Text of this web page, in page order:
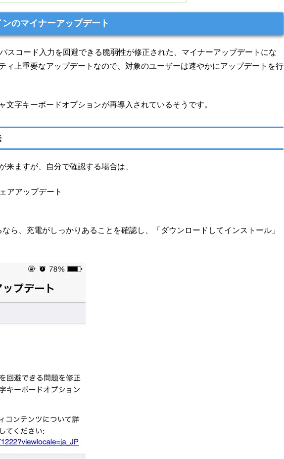
のマイナーアップデート
スコード入力を回避できる脆弱性が修正された、マイナーアップデートにな
ィ上重要なアップデートなので、対象のユーザーは速やかにアップデートを行
文字キーボードオプションが再導入されているそうです。
来ますが、自分で確認する場合は、
アップデート
ら、充電がしっかりあることを確認し、「ダウンロードしてインストール」